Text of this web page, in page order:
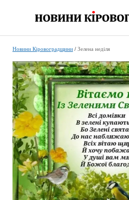
Новини Кіровоградщини/ Зелена неділя